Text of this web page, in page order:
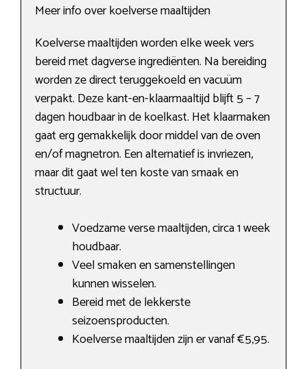
Meer info over koelverse maaltijden
Koelverse maaltijden worden elke week vers
bereid met dagverse ingrediënten. Na bereiding
worden ze direct teruggekoeld en vacuüm
verpakt. Deze kant-en-klaarmaaltijd blijft 5 – 7
dagen houdbaar in de koelkast. Het klaarmaken
gaat erg gemakkelijk door middel van de oven
en/of magnetron. Een alternatief is invriezen,
maar dit gaat wel ten koste van smaak en
structuur.
Voedzame verse maaltijden, circa 1 week
houdbaar.
Veel smaken en samenstellingen
kunnen wisselen.
Bereid met de lekkerste
seizoensproducten.
Koelverse maaltijden zijn er vanaf €5,95.